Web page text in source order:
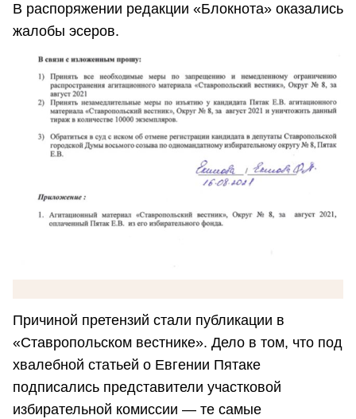
В распоряжении редакции «Блокнота» оказались
жалобы эсеров.
Причиной претензий стали публикации в
«Ставропольском вестнике». Дело в том, что под
хвалебной статьей о Евгении Пятаке
подписались представители участковой
избирательной комиссии — те самые